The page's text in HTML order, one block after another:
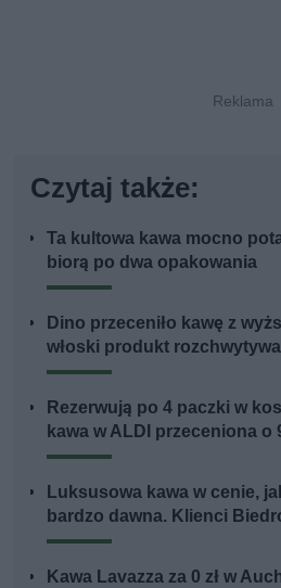
Czytaj także:
Ta kultowa kawa mocno
biorą po dwa opakowania
Dino przeceniło kawę z
włoski produkt
Rezerwują po 4 paczki w
kawa w ALDI przeceniona o
Luksusowa kawa w cenie,
bardzo dawna. Klienci
Kawa Lavazza za 0 zł w